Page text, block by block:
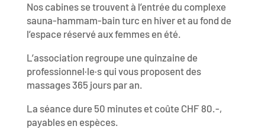
Nos cabines se trouvent à l’entrée du complexe
sauna-hammam-bain turc en hiver et au fond de
l’espace réservé aux femmes en été.
L’association regroupe une quinzaine de
professionnel·le·s qui vous proposent des
massages 365 jours par an.
La séance dure 50 minutes et coûte CHF 80.-,
payables en espèces.